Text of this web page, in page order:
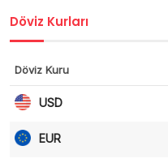
Döviz Kurları
Döviz Kuru
USD
EUR